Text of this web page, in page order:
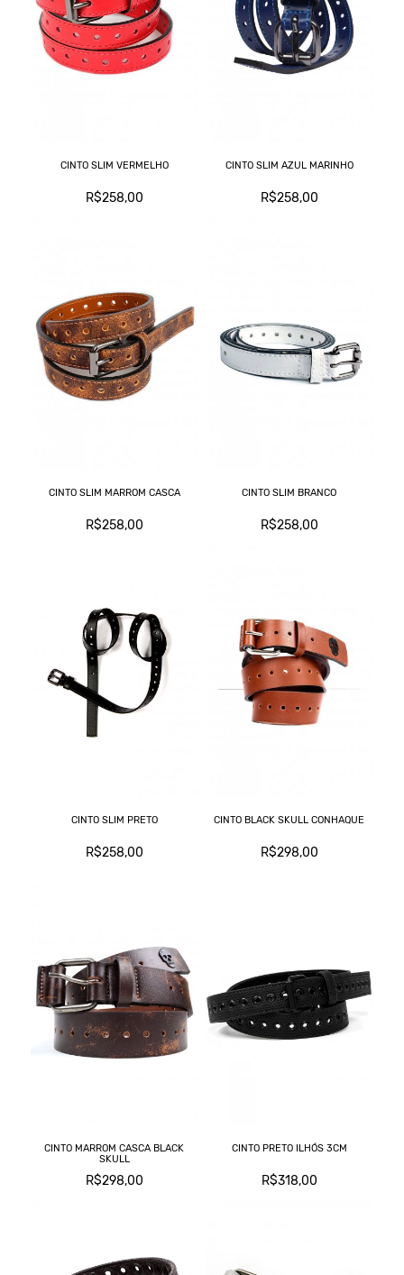
CINTO SLIM VERMELHO
R$258,00
CINTO SLIM AZUL MARINHO
R$258,00
CINTO SLIM MARROM CASCA
R$258,00
CINTO SLIM BRANCO
R$258,00
CINTO SLIM PRETO
R$258,00
CINTO BLACK SKULL CONHAQUE
R$298,00
CINTO MARROM CASCA BLACK
SKULL
R$298,00
CINTO PRETO ILHÓS 3CM
R$318,00